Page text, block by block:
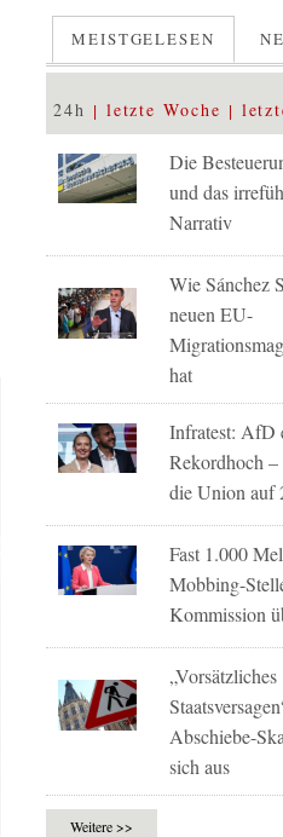
MEISTGELESEN
24h letzte Woche
Die
und das
Narrativ
Wie Sánchez
neuen EU-
hat
Infratest: AfD
Rekordhoch
die Union auf
Fast 1.000
Mobbing-
Kommission
„Vorsätzliches
Abschiebe-
sich aus
Weitere >>